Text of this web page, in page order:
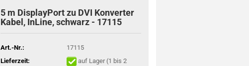
5 m DisplayPort zu DVI Konverter
Kabel, InLine, schwarz - 17115
Art.-Nr.:
17115
Lieferzeit:
auf Lager (1 bis 2